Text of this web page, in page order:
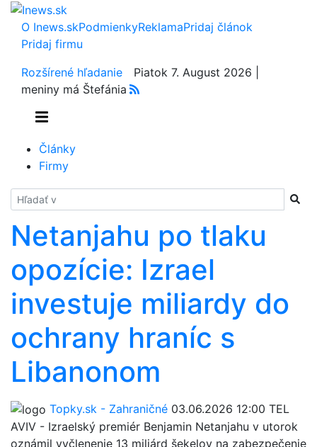
O Inews.skPodmienkyReklamaPridaj článok
Pridaj firmu
Rozšírené hľadanie
Piatok 7. August 2026 |
meniny má Štefánia
Články
Firmy
Hladať
Netanjahu po tlaku
opozície: Izrael
investuje miliardy do
ochrany hraníc s
Libanonom
Topky.sk - Zahraničné 03.06.2026 12:00 TEL
AVIV - Izraelský premiér Benjamin Netanjahu v utorok
oznámil vyčlenenie 13 miliárd šekelov na zabezpečenie